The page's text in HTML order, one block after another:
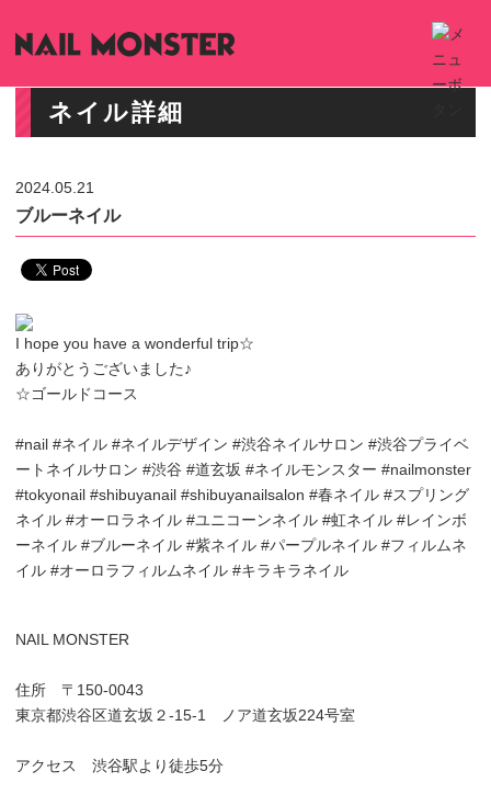
ネイル詳細
2024.05.21
ブルーネイル
I hope you have a wonderful trip☆
ありがとうございました♪
☆ゴールドコース
#nail #ネイル #ネイルデザイン #渋谷ネイルサロン #渋谷プライベ
ートネイルサロン #渋谷 #道玄坂 #ネイルモンスター #nailmonster
#tokyonail #shibuyanail #shibuyanailsalon #春ネイル #スプリング
ネイル #オーロラネイル #ユニコーンネイル #虹ネイル #レインボ
ーネイル #ブルーネイル #紫ネイル #パープルネイル #フィルムネ
イル #オーロラフィルムネイル #キラキラネイル
NAIL MONSTER
住所 〒150-0043
東京都渋谷区道玄坂２-15-1 ノア道玄坂224号室
アクセス 渋谷駅より徒歩5分